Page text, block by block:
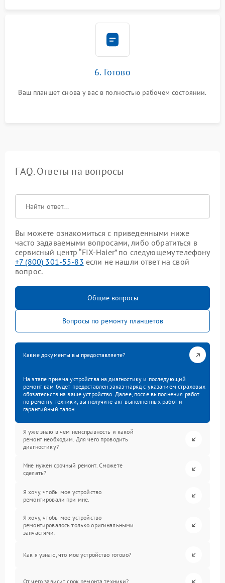
6. Готово
Ваш планшет снова у вас в полностью рабочем состоянии.
FAQ. Ответы на вопросы
Вы можете ознакомиться с приведенными ниже
часто задаваемыми вопросами, либо обратиться в
сервисный центр “FIX-Haier” по следующему телефону
+7 (800) 301-55-83 если не нашли ответ на свой
вопрос.
Общие вопросы
Вопросы по ремонту планшетов
Какие документы вы предоставляете?
На этапе приема устройства на диагностику и последующий
ремонт вам будет предоставлен заказ-наряд с указанием страховых
обязательств на ваше устройство. Далее, после выполнения работ
по ремонту техники, вы получите акт выполненных работ и
гарантийный талон.
Я уже знаю в чем неисправность и какой
ремонт необходим. Для чего проводить
диагностику?
Мне нужен срочный ремонт. Сможете
сделать?
Я хочу, чтобы мое устройство
ремонтировали при мне.
Я хочу, чтобы мое устройство
ремонтировалось только оригинальными
запчастями.
Как я узнаю, что мое устройство готово?
От чего зависит срок ремонта техники?